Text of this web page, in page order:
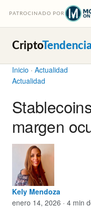
PATROCINADO POR
Cripto
Inicio · Actualidad
Actualidad
margen
Kely Mendoza
enero 14, 2026 · 4 min